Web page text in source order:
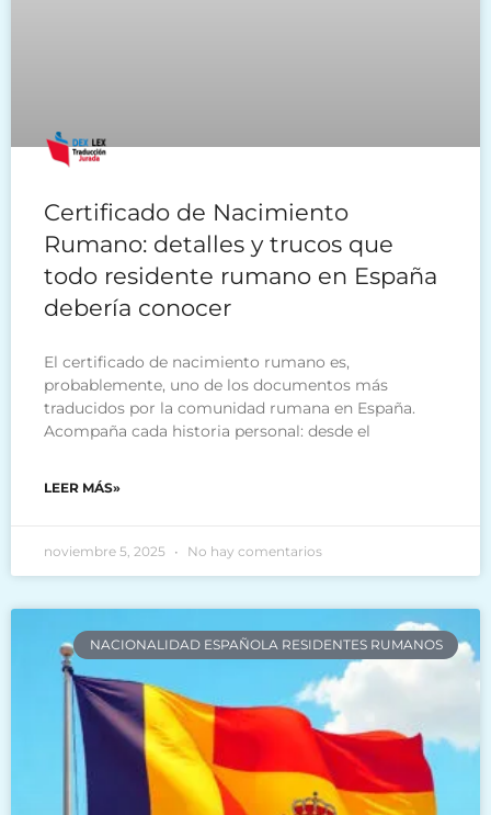
Certificado de Nacimiento
Rumano: detalles y trucos que
todo residente rumano en España
debería conocer
El certificado de nacimiento rumano es,
probablemente, uno de los documentos más
traducidos por la comunidad rumana en España.
Acompaña cada historia personal: desde el
LEER MÁS»
noviembre 5, 2025 No hay comentarios
NACIONALIDAD ESPAÑOLA RESIDENTES RUMANOS